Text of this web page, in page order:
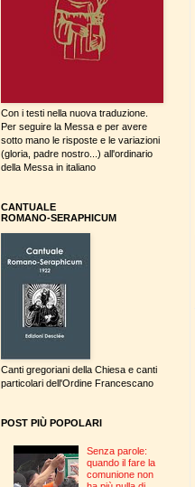
Con i testi nella nuova traduzione.
Per seguire la Messa e per avere
sotto mano le risposte e le variazioni
(gloria, padre nostro...) all'ordinario
della Messa in italiano
CANTUALE
ROMANO-SERAPHICUM
Canti gregoriani della Chiesa e canti
particolari dell'Ordine Francescano
POST PIÙ POPOLARI
Senza parole:
quando il fare la
comunione non